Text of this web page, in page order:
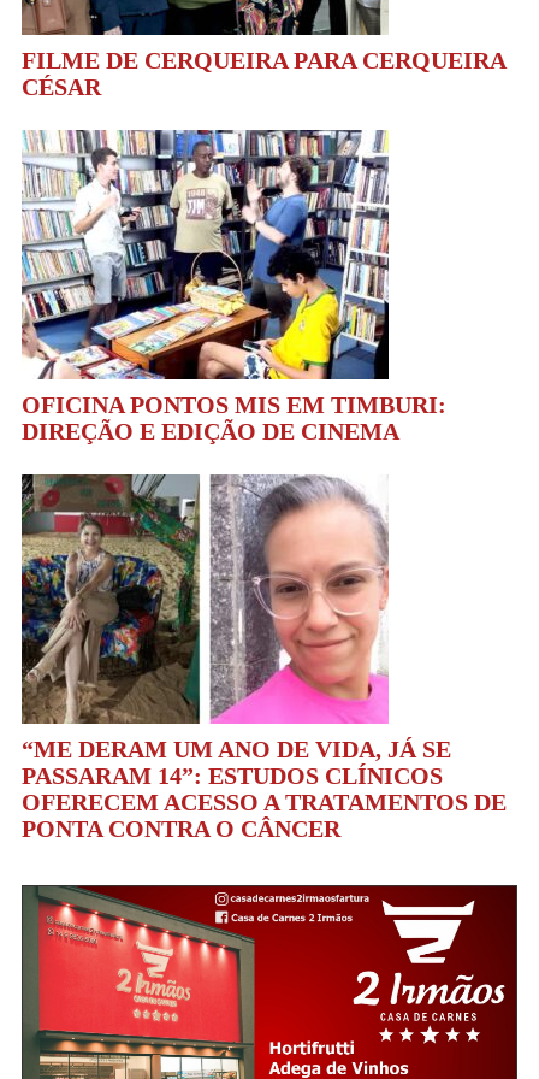
FILME DE CERQUEIRA PARA CERQUEIRA
CÉSAR
OFICINA PONTOS MIS EM TIMBURI:
DIREÇÃO E EDIÇÃO DE CINEMA
“ME DERAM UM ANO DE VIDA, JÁ SE
PASSARAM 14”: ESTUDOS CLÍNICOS
OFERECEM ACESSO A TRATAMENTOS DE
PONTA CONTRA O CÂNCER